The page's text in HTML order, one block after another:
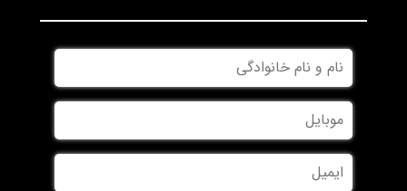
نام
و
نام
خانوادگی
موبایل
ایمیل